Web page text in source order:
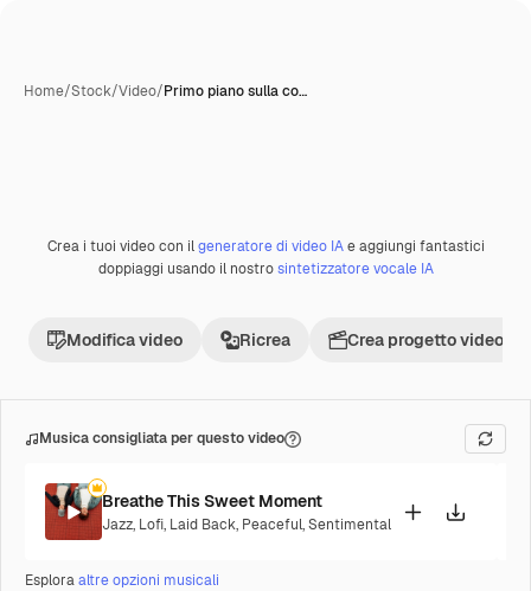
Home/Stock/Video/Primo piano sulla co…
Premium
Crea i tuoi video con ilgeneratore di video IAe aggiungi fantastici
doppiaggi usando il nostrosintetizzatore vocale IA
Modifica video Ricrea Crea progetto video
Musica consigliata per questo video
Breathe This Sweet Moment
Jazz, Lofi, Laid Back, Peaceful,Sentimental
Esploraaltre opzioni musicali